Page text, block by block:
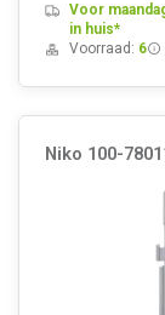
Voor
in huis*
Voorraad: 6
Niko 100-